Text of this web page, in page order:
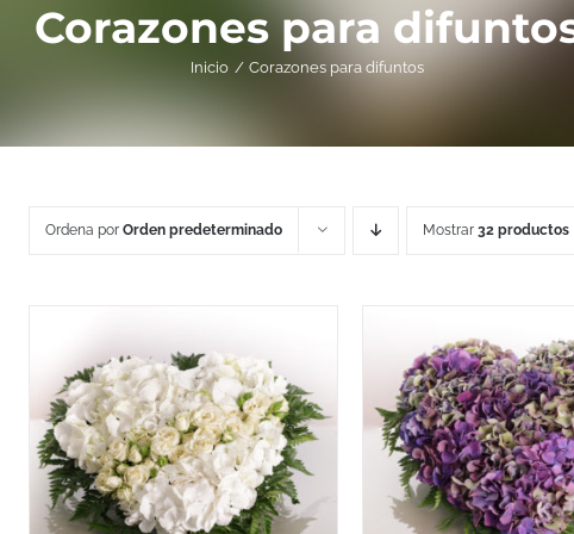
Corazones para
Inicio Corazones para difuntos
Ordena por Orden predeterminado Mostrar 32 productos